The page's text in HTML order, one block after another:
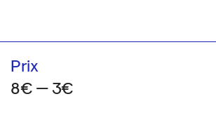
Prix
8€ — 3€